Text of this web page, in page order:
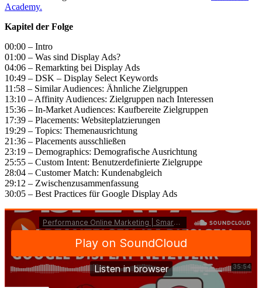
Academy.
Kapitel der Folge
00:00 – Intro
01:00 – Was sind Display Ads?
04:06 – Remarkting bei Display Ads
10:49 – DSK – Display Select Keywords
11:58 – Similar Audiences: Ähnliche Zielgruppen
13:10 – Affinity Audiences: Zielgruppen nach Interessen
15:36 – In-Market Audiences: Kaufbereite Zielgruppen
17:39 – Placements: Websiteplatzierungen
19:29 – Topics: Themenausrichtung
21:36 – Placements ausschließen
23:19 – Demographics: Demografische Ausrichtung
25:55 – Custom Intent: Benutzerdefinierte Zielgruppe
28:04 – Customer Match: Kundenabgleich
29:12 – Zwischenzusammenfassung
30:05 – Best Practices für Google Display Ads